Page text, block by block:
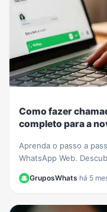
Como fazer
completo para a
Aprenda o passo a
WhatsApp Web.
GruposWhats·há 5